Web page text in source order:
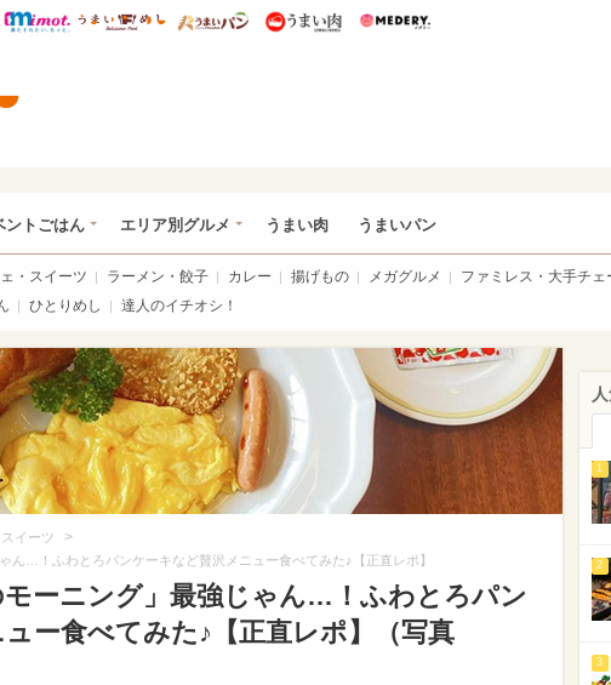
ウレぴあ総研 ディズニー特集
mimot. うまいめし うまいパン うまい肉
ントごはん エリア別グルメ うまい肉 うまいパン
・スイーツ ラーメン・餃子 カレー 揚げもの メガグルメ
ファミレス・大手チェ
ひとりめし 達人のイチオシ！
イーツ >
ん…！ふわとろパンケーキなど贅沢メニュー食べてみた♪【正直レポ】
モーニング」最強じゃん…！ふわとろパン
ー食べてみた♪【正直レポ】（写真
1
2
3